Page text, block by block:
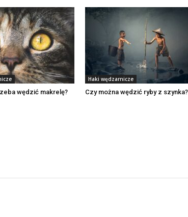
wędzić makrelę?
Haki wędzarnicze
Czy można wędzić ryby z szynka?